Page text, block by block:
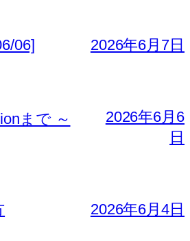
06] 2026年6月7日
まで ～
2026年6月6
日
2026年6月4日